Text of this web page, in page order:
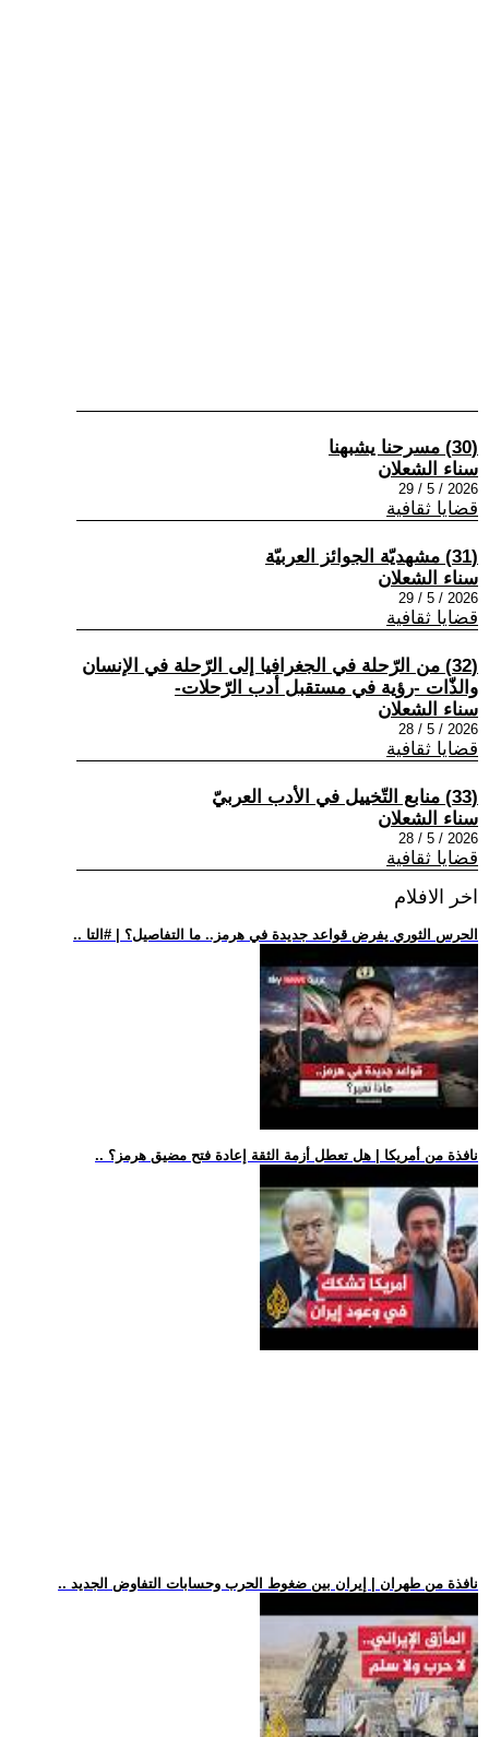
(30) مسرحنا يشبهنا
سناء الشعلان
2026 / 5 / 29
قضايا ثقافية
(31) مشهديّة الجوائز العربيّة
سناء الشعلان
2026 / 5 / 29
قضايا ثقافية
(32) من الرّحلة في الجغرافيا إلى الرّحلة في الإنسان
والذّات -رؤية في مستقبل أدب الرّحلات-
سناء الشعلان
2026 / 5 / 28
قضايا ثقافية
(33) منابع التّخييل في الأدب العربيّ
سناء الشعلان
2026 / 5 / 28
قضايا ثقافية
اخر الافلام
.. الحرس الثوري يفرض قواعد جديدة في هرمز.. ما التفاصيل؟ | #التا
.. نافذة من أمريكا | هل تعطل أزمة الثقة إعادة فتح مضيق هرمز؟
.. نافذة من طهران | إيران بين ضغوط الحرب وحسابات التفاوض الجديد